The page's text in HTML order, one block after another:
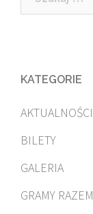
KATEGORIE
AKTUALNOŚCI
BILETY
GALERIA
GRAMY RAZEM